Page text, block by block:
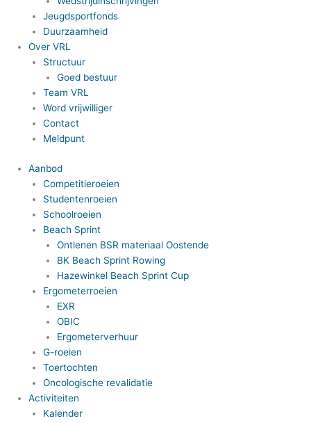
Jeugdsportfonds
Duurzaamheid
Over VRL
Structuur
Goed bestuur
Team VRL
Word vrijwilliger
Contact
Meldpunt
Aanbod
Competitieroeien
Studentenroeien
Schoolroeien
Beach Sprint
Ontlenen BSR materiaal Oostende
BK Beach Sprint Rowing
Hazewinkel Beach Sprint Cup
Ergometerroeien
EXR
OBIC
Ergometerverhuur
G-roeien
Toertochten
Oncologische revalidatie
Activiteiten
Kalender